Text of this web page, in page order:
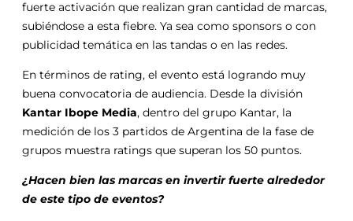
fuerte activación que realizan gran cantidad de marcas,
subiéndose a esta fiebre. Ya sea como sponsors o con
publicidad temática en las tandas o en las redes.
En términos de rating, el evento está logrando muy
buena convocatoria de audiencia. Desde la división
Kantar Ibope Media, dentro del grupo Kantar, la
medición de los 3 partidos de Argentina de la fase de
grupos muestra ratings que superan los 50 puntos.
¿Hacen bien las marcas en invertir fuerte alrededor
de este tipo de eventos?